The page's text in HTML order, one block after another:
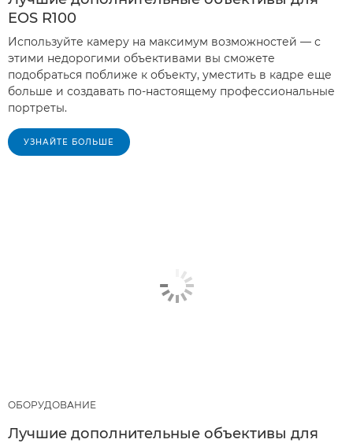
EOS R100
Используйте камеру на максимум возможностей — с
этими недорогими объективами вы сможете
подобраться поближе к объекту, уместить в кадре еще
больше и создавать по-настоящему профессиональные
портреты.
УЗНАЙТЕ БОЛЬШЕ
ОБОРУДОВАНИЕ
Лучшие дополнительные объективы для